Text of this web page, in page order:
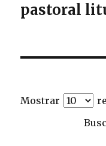
pastoral
Mostrar